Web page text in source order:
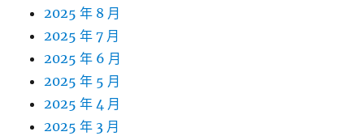
2025 年 8 月
2025 年 7 月
2025 年 6 月
2025 年 5 月
2025 年 4 月
2025 年 3 月